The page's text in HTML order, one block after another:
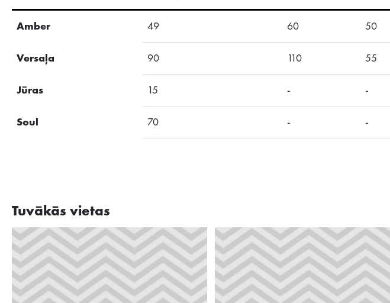
Amber 49 60 50
Versaļa 90 110 55
Jūras 15 - -
Soul 70 - -
Tuvākās vietas